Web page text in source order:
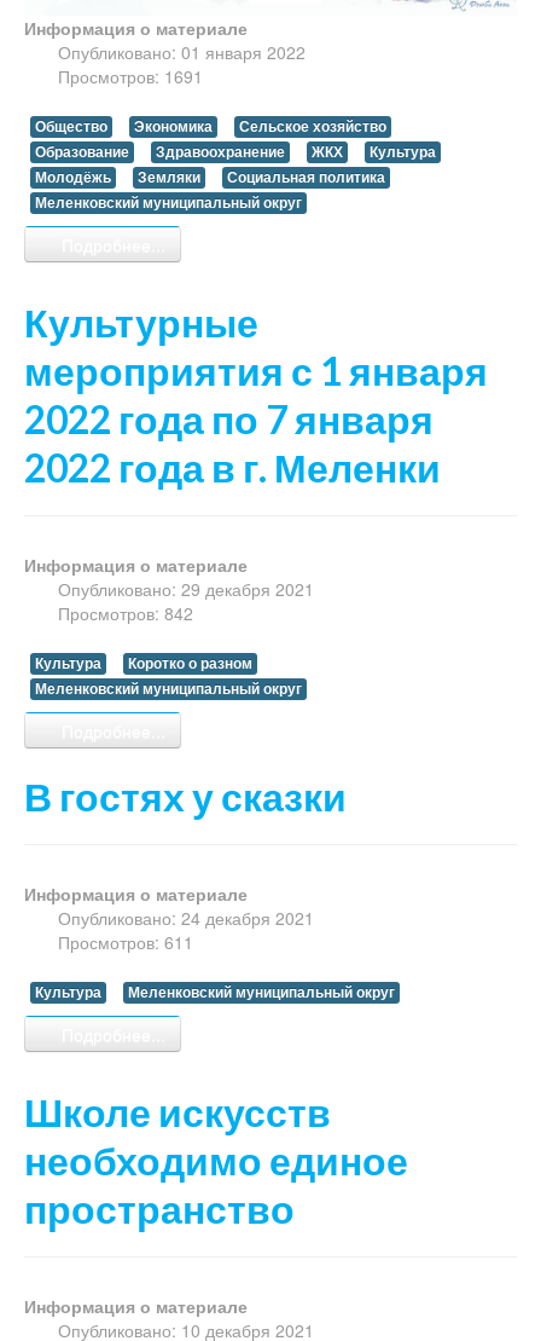
Информация о материале
Опубликовано: 01 января 2022
Просмотров: 1691
Общество Экономика
Сельское хозяйство
Образование
Здравоохранение ЖКХ
Культура
Молодёжь
Земляки
Социальная политика
Меленковский муниципальный округ
Культурные
мероприятия с 1 января
2022 года по 7 января
2022 года в г. Меленки
Информация о материале
Опубликовано: 29 декабря 2021
Просмотров: 842
Культура
Коротко о разном
Меленковский муниципальный округ
В гостях у сказки
Информация о материале
Опубликовано: 24 декабря 2021
Просмотров: 611
Культура Меленковский муниципальный округ
Школе искусств
необходимо единое
пространство
Информация о материале
Опубликовано: 10 декабря 2021